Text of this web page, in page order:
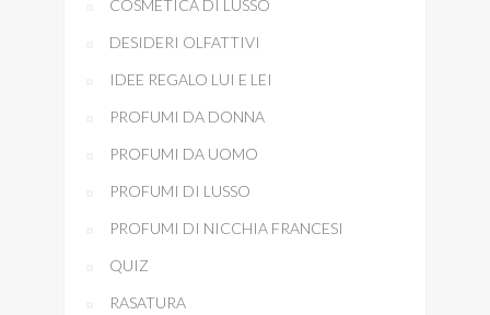
COSMETICA DI LUSSO
DESIDERI OLFATTIVI
IDEE REGALO LUI E LEI
PROFUMI DA DONNA
PROFUMI DA UOMO
PROFUMI DI LUSSO
PROFUMI DI NICCHIA FRANCESI
QUIZ
RASATURA